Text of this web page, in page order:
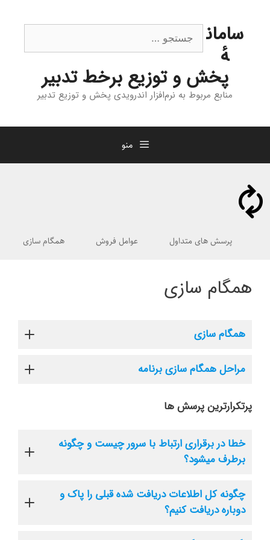
سامان
هٔ
پخش و توزیع برخط تدبیر
منابع مربوط به نرم‌افزار اندرویدی پخش و توزیع تدبیر
منو
پرسش های متداول عوامل فروش همگام سازی
همگام سازی
همگام سازی
مراحل همگام سازی برنامه
پرتکرارترین پرسش ها
خطا در برقراری ارتباط با سرور چیست و چگونه
برطرف میشود؟
چگونه کل اطلاعات دریافت شده قبلی را پاک و
دوباره دریافت کنیم؟